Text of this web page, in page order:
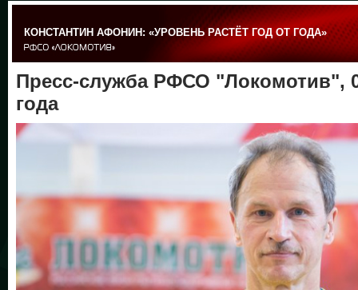
КОНСТАНТИН АФОНИН: «УРОВЕНЬ РАСТЁТ ГОД ОТ ГОДА»
Пресс-служба РФСО "Локомотив",
года